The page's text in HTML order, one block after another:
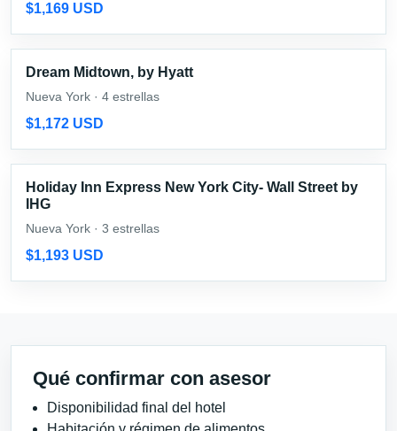
$1,169 USD
Dream Midtown, by Hyatt
Nueva York · 4 estrellas
$1,172 USD
Holiday Inn Express New York City- Wall Street by
IHG
Nueva York · 3 estrellas
$1,193 USD
Qué confirmar con asesor
Disponibilidad final del hotel